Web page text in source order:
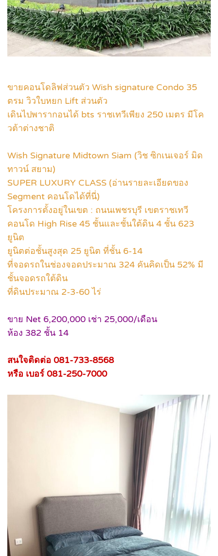
ขายคอนโดลิฟส่วนตัว Wish signature Condo 35
ตรม วิวใบหยก Lift ส่วนตัว
เดินไปพารากอนได้ bts ราชเทวีเพียง 250 เมตร มีโค
วต้าต่างชาติ
Wish Signature Midtown Siam (วิช ซิกเนเจอร์ มิด
ทาวน์ สยาม)
SUPER LUXURY CLASS (อ่านรายละเอียดของ
Segment คอนโดได้ที่นี่)
โครงการตั้งอยู่ในเขต : ถนนเพชรบุรี เขตราชเทวี
คอนโด High Rise 45 ชั้นและชั้นใต้ดิน 4 ชั้น 623
ยูนิต
ยูนิตต่อชั้นสูงสุด 25 ยูนิต ที่ชั้น 6-14
ที่จอดรถในช่องจอดประมาณ 324 คันคิดเป็น 52% มี
ชั้นจอดรถใต้ดิน
ที่ดินประมาณ 2-3-60 ไร่
ขาย Net 6,200,000 เช่า 25,000/เดือน
ห้อง 382 ชั้น 14
สนใจติดต่อ 081-733-8568
หรือ เบอร์ 081-250-7000